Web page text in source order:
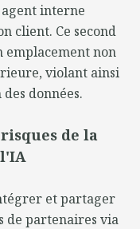
interne
client. Ce second
emplacement non
violant ainsi
données.
de la
et partager
de partenaires via